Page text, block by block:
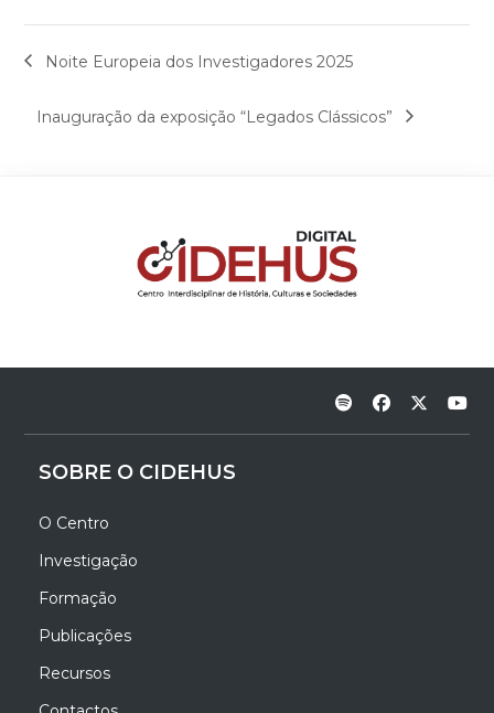
Noite Europeia dos Investigadores 2025
Inauguração da exposição “Legados Clássicos”
SOBRE O CIDEHUS
O Centro
Investigação
Formação
Publicações
Recursos